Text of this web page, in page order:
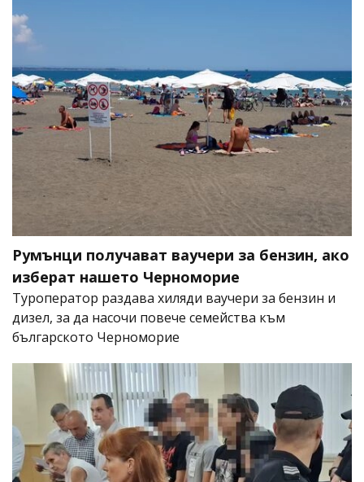
Румънци получават ваучери за бензин, ако
изберат нашето Черноморие
Туроператор раздава хиляди ваучери за бензин и
дизел, за да насочи повече семейства към
българското Черноморие